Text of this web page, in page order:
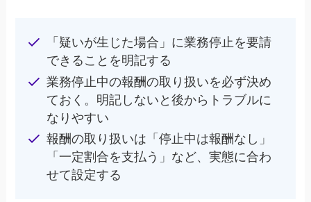
「疑いが生じた場合」に業務停止を要請
できることを明記する
業務停止中の報酬の取り扱いを必ず決め
ておく。明記しないと後からトラブルに
なりやすい
報酬の取り扱いは「停止中は報酬なし」
「一定割合を支払う」など、実態に合わ
せて設定する